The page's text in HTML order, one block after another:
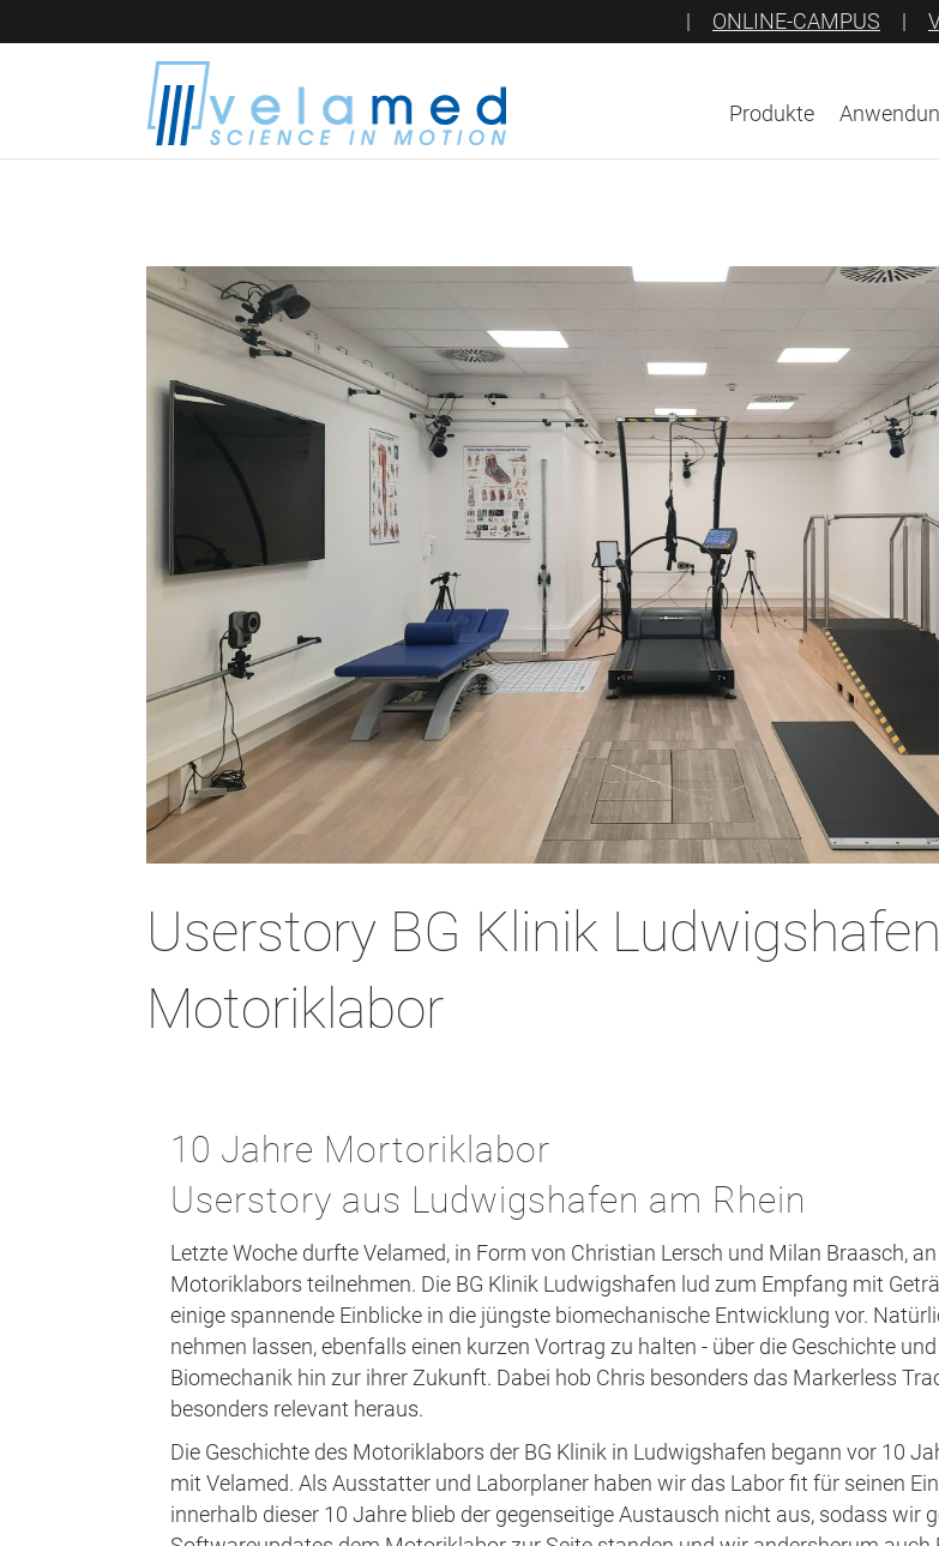
| ONLINE-CAMPUS |
Produkte
Userstory BG Klinik
Motoriklabor
10 Jahre Mortoriklabor
Userstory aus Ludwigshafen am Rhein
Letzte Woche durfte Velamed, in Form von Christian Lersch und Milan Braasch,
Motoriklabors teilnehmen. Die BG Klinik Ludwigshafen lud zum Empfang mit
einige spannende Einblicke in die jüngste biomechanische Entwicklung vor.
nehmen lassen, ebenfalls einen kurzen Vortrag zu halten - über die Geschichte
Biomechanik hin zur ihrer Zukunft. Dabei hob Chris besonders das Markerless
besonders relevant heraus.
Die Geschichte des Motoriklabors der BG Klinik in Ludwigshafen begann vor 10
mit Velamed. Als Ausstatter und Laborplaner haben wir das Labor fit für seinen
innerhalb dieser 10 Jahre blieb der gegenseitige Austausch nicht aus, sodass wir